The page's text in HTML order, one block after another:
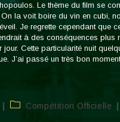
Le thème du film se
la voit boire du vin en cubi,
Je regrette cependant que
à des conséquences plus
Cette particularité nuit
J’ai passé un très bon
PostCompétition Officielle